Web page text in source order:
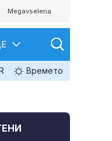
Megavselena
Времето